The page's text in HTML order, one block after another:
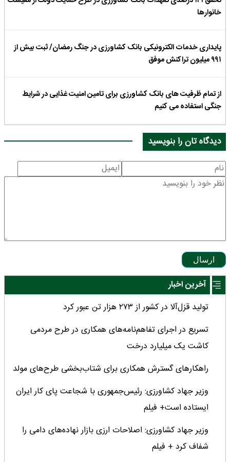
خانوارها
پایداری خدمات الکترونیکی بانک کشاورزی در جنگ رمضان/ ثبت بیش از
۹۹۱ میلیون تراکنش موفق
از تمام ظرفیت های بانک کشاورزی برای تامین امنیت غذایی در شرایط
جنگی استفاده می کنیم
دیدگاه تان را بنویسید
ارسال
آخرین اخبار
تولید قزل‌آلا در کشور از ۲۷۳ هزار تن عبور کرد
تسریع در اجرای تفاهم‌نامه‌های همکاری در طرح مردمی
کاشت یک میلیارد درخت
راهکارهای گسترش همکاری برای شتاب‌بخشی طرح‌های مولد
وزیر جهاد کشاورزی: رئیس‌جمهوری با شجاعت پای کار ایران
ایستاده است+ فیلم
وزیر جهاد کشاورزی: اصلاحات ارزی بازار نهاده‌های دامی را
شفاف کرد + فیلم